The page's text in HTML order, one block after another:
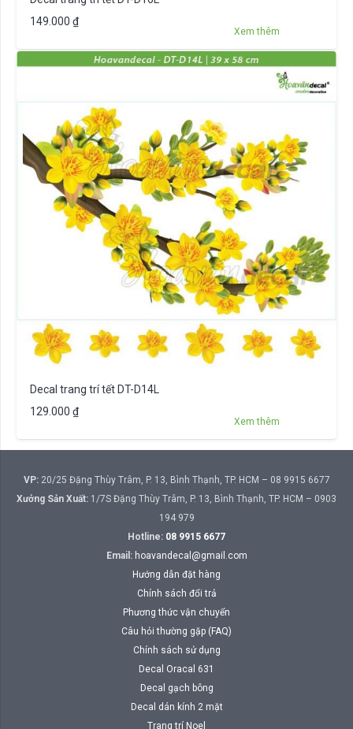
149.000 ₫
Xem thêm
Decal trang trí tết DT-D14L
129.000 ₫
Xem thêm
VP:20/25 Đặng Thùy Trâm, P. 13, Bình Thạnh, TP. HCM – 08 9915 6677
Xưởng Sản Xuất: 1/7S Đặng Thùy Trâm, P. 13, Bình Thạnh, TP. HCM – 0903
194 979
Hotline: 08 9915 6677
Email: hoavandecal@gmail.com
Hướng dẫn đặt hàng
Chính sách đổi trả
Phương thức vận chuyển
Câu hỏi thường gặp (FAQ)
Chính sách sử dụng
Decal Oracal 631
Decal gạch bông
Decal dán kính 2 mặt
Trang trí Noel